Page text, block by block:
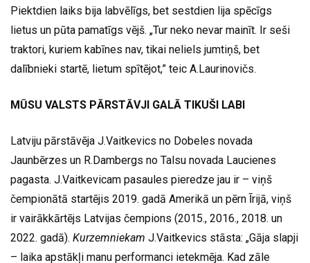
Piektdien laiks bija labvēlīgs, bet sestdien lija spēcīgs
lietus un pūta pamatīgs vējš. „Tur neko nevar mainīt. Ir seši
traktori, kuriem kabīnes nav, tikai neliels jumtiņš, bet
dalībnieki startē, lietum spītējot,” teic A.Laurinovičs.
MŪSU VALSTS PĀRSTĀVJI GALĀ TIKUŠI LABI
Latviju pārstāvēja J.Vaitkevics no Dobeles novada
Jaunbērzes un R.Dambergs no Talsu novada Laucienes
pagasta. J.Vaitkevicam pasaules pieredze jau ir – viņš
čempionātā startējis 2019. gadā Amerikā un pērn Īrijā, viņš
ir vairākkārtējs Latvijas čempions (2015., 2016., 2018. un
2022. gadā). Kurzemniekam J.Vaitkevics stāsta: „Gāja slapji
– laika apstākļi manu performanci ietekmēja. Kad zāle